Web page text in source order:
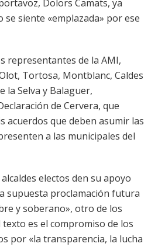
Dolors Camats, ya
se siente «emplazada» por ese
representantes de la AMI,
Tortosa, Montblanc, Caldes
la Selva y Balaguer,
de Cervera, que
acuerdos que deben asumir las
a las municipales del
electos den su apoyo
supuesta proclamación futura
y soberano», otro de los
es el compromiso de los
por «la transparencia, la lucha